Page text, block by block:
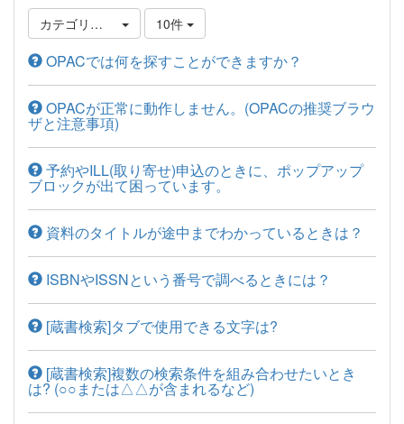
カテゴリ選択 10件
OPACでは何を探すことができますか？
OPACが正常に動作しません。(OPACの推奨ブラウ
ザと注意事項)
予約やILL(取り寄せ)申込のときに、ポップアップ
ブロックが出て困っています。
資料のタイトルが途中までわかっているときは？
ISBNやISSNという番号で調べるときには？
[蔵書検索]タブで使用できる文字は?
[蔵書検索]複数の検索条件を組み合わせたいとき
は? (○○または△△が含まれるなど)